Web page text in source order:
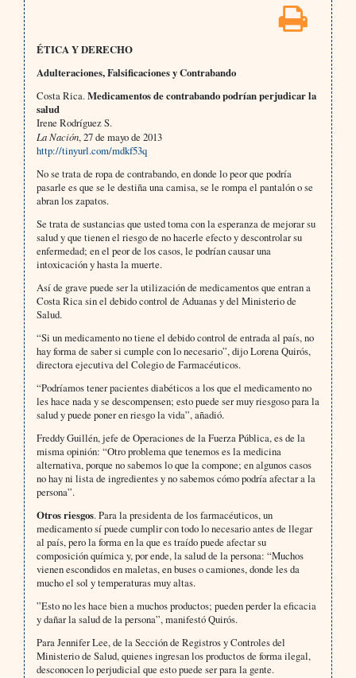
ÉTICA Y DERECHO
Adulteraciones, Falsificaciones y Contrabando
Costa Rica.Medicamentos de contrabando podrían perjudicar la
salud
Irene Rodríguez S.
La Nación, 27 de mayo de 2013
http://tinyurl.com/mdkf53q
No se trata de ropa de contrabando, en donde lo peor que podría
pasarle es que se le destiña una camisa, se le rompa el pantalón o se
abran los zapatos.
Se trata de sustancias que usted toma con la esperanza de mejorar su
salud y que tienen el riesgo de no hacerle efecto y descontrolar su
enfermedad; en el peor de los casos, le podrían causar una
intoxicación y hasta la muerte.
Así de grave puede ser la utilización de medicamentos que entran a
Costa Rica sin el debido control de Aduanas y del Ministerio de
Salud.
“Si un medicamento no tiene el debido control de entrada al país, no
hay forma de saber si cumple con lo necesario”, dijo Lorena Quirós,
directora ejecutiva del Colegio de Farmacéuticos.
“Podríamos tener pacientes diabéticos a los que el medicamento no
les hace nada y se descompensen; esto puede ser muy riesgoso para la
salud y puede poner en riesgo la vida”, añadió.
Freddy Guillén, jefe de Operaciones de la Fuerza Pública, es de la
misma opinión: “Otro problema que tenemos es la medicina
alternativa, porque no sabemos lo que la compone; en algunos casos
no hay ni lista de ingredientes y no sabemos cómo podría afectar a la
persona”.
Otros riesgos. Para la presidenta de los farmacéuticos, un
medicamento sí puede cumplir con todo lo necesario antes de llegar
al país, pero la forma en la que es traído puede afectar su
composición química y, por ende, la salud de la persona: “Muchos
vienen escondidos en maletas, en buses o camiones, donde les da
mucho el sol y temperaturas muy altas.
”Esto no les hace bien a muchos productos; pueden perder la eficacia
y dañar la salud de la persona”, manifestó Quirós.
Para Jennifer Lee, de la Sección de Registros y Controles del
Ministerio de Salud, quienes ingresan los productos de forma ilegal,
desconocen lo perjudicial que esto puede ser para la gente.